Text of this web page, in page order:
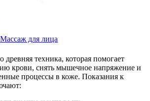
Массаж для лица
техника, которая помогает
крови, снять мышечное напряжение и
процессы в коже. Показания к